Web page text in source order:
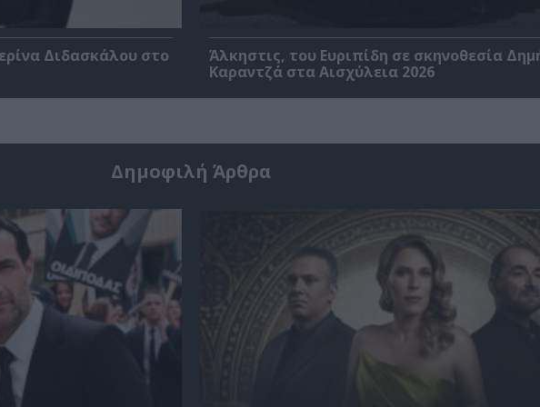
Διδασκάλου στο
Άλκηστις, του Ευριπίδη σε σκηνοθεσία
Καραντζά στα Αισχύλεια 2026
Δημοφιλή Άρθρα